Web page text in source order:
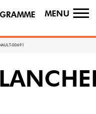
MENU
00691